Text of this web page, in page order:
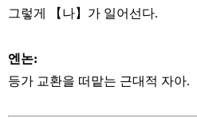
그렇게 【나】가 일어선다.
엔논:
등가 교환을 떠맡는 근대적 자아.